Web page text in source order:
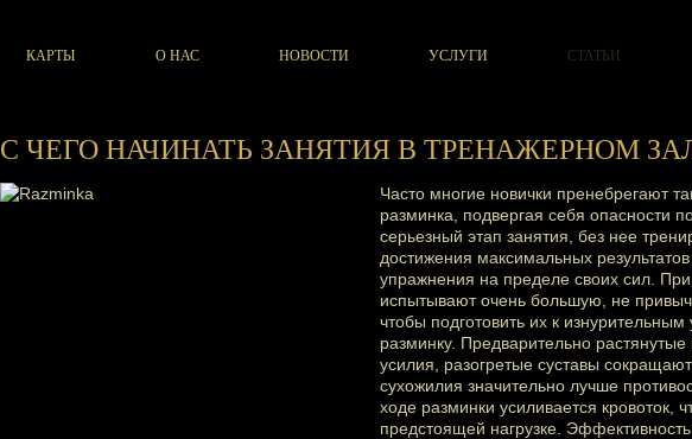
КАРТЫ О НАС НОВОСТИ УСЛУГИ СТАТЬИ
С ЧЕГО НАЧИНАТЬ ЗАНЯТИЯ В ТРЕНАЖЕРНОМ
Часто многие новички пренебрегают
разминка, подвергая себя опасности
серьезный этап занятия, без нее
достижения максимальных
упражнения на пределе своих сил.
испытывают очень большую, не
чтобы подготовить их к
разминку. Предварительно
усилия, разогретые суставы
сухожилия значительно лучше
ходе разминки усиливается кровоток,
предстоящей нагрузке.